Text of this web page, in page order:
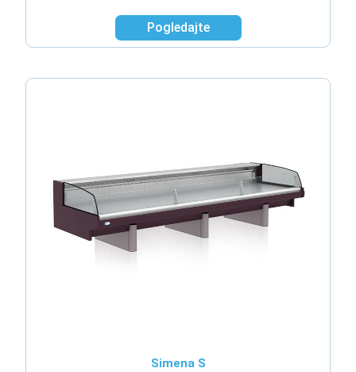
Pogledajte
Simena S